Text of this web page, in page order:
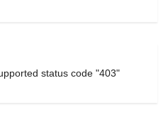
status code "403"